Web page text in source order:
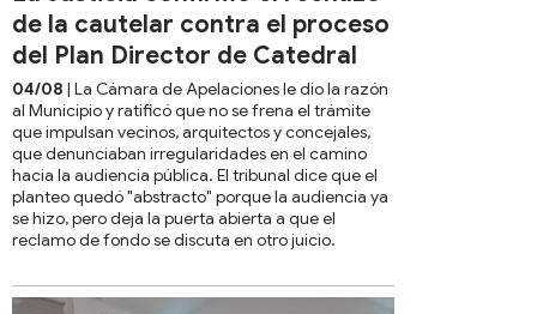
de la cautelar contra el proceso
del Plan Director de Catedral
04/08 | La Cámara de Apelaciones le dio la razón
al Municipio y ratificó que no se frena el trámite
que impulsan vecinos, arquitectos y concejales,
que denunciaban irregularidades en el camino
hacia la audiencia pública. El tribunal dice que el
planteo quedó "abstracto" porque la audiencia ya
se hizo, pero deja la puerta abierta a que el
reclamo de fondo se discuta en otro juicio.